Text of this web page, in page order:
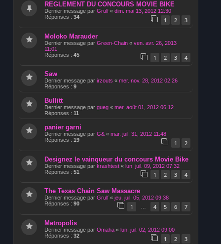
REGLEMENT DU CONCOURS MOVIE BIKE
Dernier message par Grulf « dim. mai 13, 2012 12:30
Réponses : 34 1 2 3
Moloko Marauder
Dernier message par Green-Chain « ven. avr. 26, 2013
11:01
Réponses : 45 1 2 3 4
Saw
Dernier message par irzouts « mer. nov. 28, 2012 02:26
Réponses : 9
Bullitt
Dernier message par gueg « mer. août 01, 2012 06:12
Réponses : 11
panier garni
Dernier message par G& « mar. juil. 31, 2012 11:48
Réponses : 19 1 2
Designez le vainqueur du concours Movie Bike
Dernier message par krashtest « lun. juil. 09, 2012 07:32
Réponses : 51 1 2 3 4
The Texas Chain Saw Massacre
Dernier message par Grulf « jeu. juil. 05, 2012 09:38
Réponses : 90 1 … 4 5 6 7
Metropolis
Dernier message par Omaha « lun. juil. 02, 2012 09:00
Réponses : 32 1 2 3